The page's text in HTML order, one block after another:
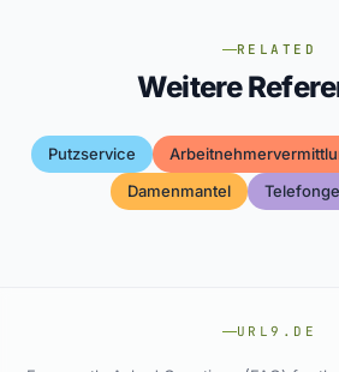
RELATED
Weitere
Putzservice
Damenmantel
URL9.DE